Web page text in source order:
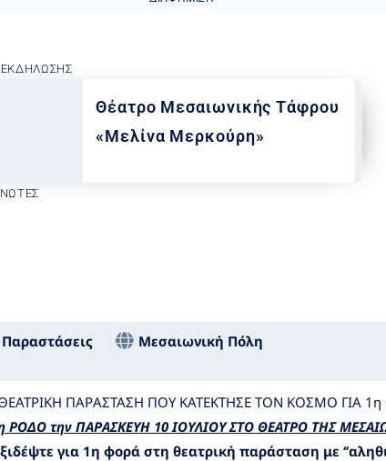
Θέατρο Μεσαιωνικής Τάφρου
«Μελίνα Μερκούρη»
Παραστάσεις Μεσαιωνική Πόλη
ΠΑΡΑΣΤΑΣΗ ΠΟΥ ΚΑΤΕΚΤΗΣΕ ΤΟΝ ΚΟΣΜΟ ΓΙΑ
ΡΟΔΟ την ΠΑΡΑΣΚΕΥΗ 10 ΙΟΥΛΙΟΥ ΣΤΟ ΘΕΑΤΡΟ ΤΗΣ
για 1η φορά στη θεατρική παράσταση με